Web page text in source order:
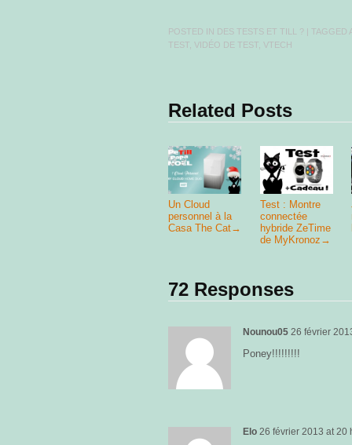
POSTED IN DES TESTS ET TILL ? | TAGGED
TEST ,VIDÉO DE TEST ,VTECH
Related Posts
Un Cloud
personnel à la
Casa The Cat→
Test : Montre
connectée
hybride ZeTime
de MyKronoz →
72 Responses
Nounou05 26 février
Poney!!!!!!!!!
Elo 26 février 2013 at20